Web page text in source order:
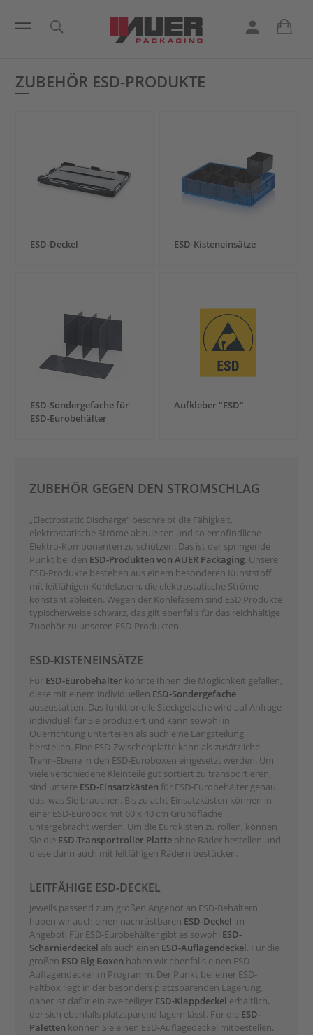
ZUBEHÖR ESD-PRODUKTE
ESD-Deckel ESD-Kisteneinsätze
ESD-Sondergefache für
ESD-Eurobehälter
Aufkleber "ESD"
ZUBEHÖR GEGEN DEN STROMSCHLAG
„Electrostatic Discharge“ beschreibt die Fähigkeit,
elektrostatische Ströme abzuleiten und so empfindliche
Elektro-Komponenten zu schützen. Das ist der springende
Punkt bei den ESD-Produkten von AUER Packaging. Unsere
ESD-Produkte bestehen aus einem besonderen Kunststoff
mit leitfähigen Kohlefasern, die elektrostatische Ströme
konstant ableiten. Wegen der Kohlefasern sind ESD Produkte
typischerweise schwarz, das gilt ebenfalls für das reichhaltige
Zubehör zu unseren ESD-Produkten.
ESD-KISTENEINSÄTZE
Für ESD-Eurobehälter könnte Ihnen die Möglichkeit gefallen,
diese mit einem individuellen ESD-Sondergefache
auszustatten. Das funktionelle Steckgefache wird auf Anfrage
individuell für Sie produziert und kann sowohl in
Querrichtung unterteilen als auch eine Längsteilung
herstellen. Eine ESD-Zwischenplatte kann als zusätzliche
Trenn-Ebene in den ESD-Euroboxen eingesetzt werden. Um
viele verschiedene Kleinteile gut sortiert zu transportieren,
sind unsere ESD-Einsatzkästen für ESD-Eurobehälter genau
das, was Sie brauchen. Bis zu acht Einsatzkästen können in
einer ESD-Eurobox mit 60 x 40 cm Grundfläche
untergebracht werden. Um die Eurokisten zu rollen, können
Sie die ESD-Transportroller Platte ohne Räder bestellen und
diese dann auch mit leitfähigen Rädern bestücken.
LEITFÄHIGE ESD-DECKEL
Jeweils passend zum großen Angebot an ESD-Behältern
haben wir auch einen nachrüstbaren ESD-Deckel im
Angebot. Für ESD-Eurobehälter gibt es sowohl ESD-
Scharnierdeckel als auch einen ESD-Auflagendeckel. Für die
großen ESD Big Boxen haben wir ebenfalls einen ESD
Auflagendeckel im Programm. Der Punkt bei einer ESD-
Faltbox liegt in der besonders platzsparenden Lagerung,
daher ist dafür ein zweiteiliger ESD-Klappdeckel erhältlich,
der sich ebenfalls platzsparend lagern lässt. Für die ESD-
Paletten können Sie einen ESD-Auflagedeckel mitbestellen.